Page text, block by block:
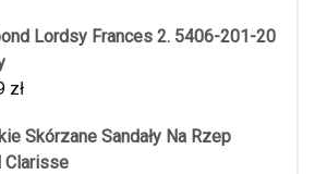
Lordsy Frances 2. 5406-201-20
zł
Skórzane Sandały Na Rzep
Clarisse